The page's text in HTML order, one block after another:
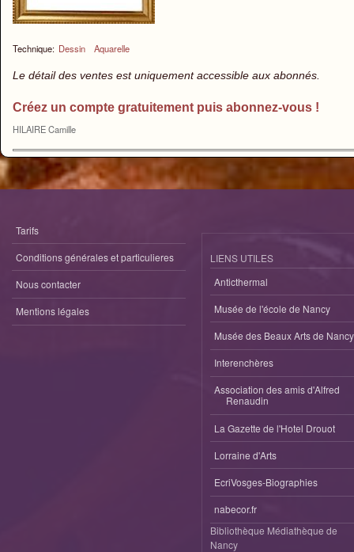
Technique: Dessin Aquarelle
Le détail des ventes est uniquement accessible aux abonnés.
Créez un compte gratuitement puis abonnez-vous !
HILAIRE Camille
Tarifs
Conditions générales et particulieres
Nous contacter
Mentions légales
LIENS UTILES
Anticthermal
Musée de l'école de Nancy
Musée des Beaux Arts de Nancy
Interenchères
Association des amis d'Alfred
Renaudin
La Gazette de l'Hotel Drouot
Lorraine d'Arts
EcriVosges-Biographies
nabecor.fr
Bibliothèque Médiathèque de
Nancy